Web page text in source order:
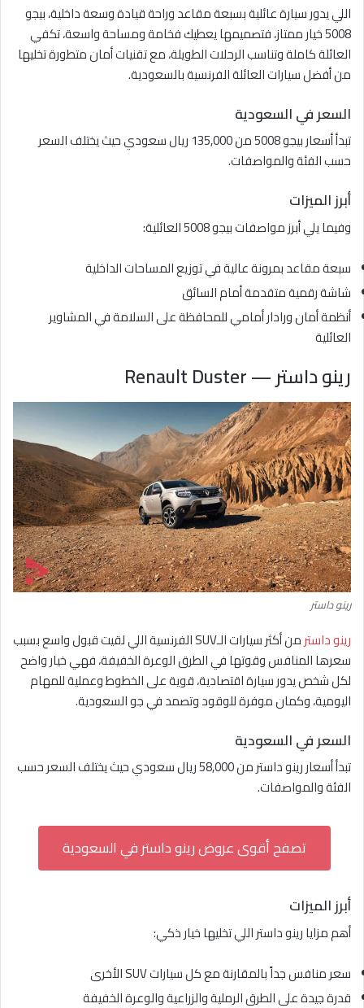
اللي يدور سيارة عائلية بسبعة مقاعد وراحة قيادة وسعة داخلية، بيجو
5008 خيار ممتاز، فتصميمها يعطيك فخامة ومساحة واسعة، تكفي
العائلة كاملة وتناسب الرحلات الطويلة، مع تقنيات أمان متطورة تخليها
من أفضل سيارات العائلة الفرنسية بالسعودية.
السعر في السعودية
تبدأ أسعار بيجو 5008 من 135,000 ريال سعودي حيث يختلف السعر
حسب الفئة والمواصفات.
أبرز الميزات
وفيما يلي أبرز مواصفات بيجو 5008 العائلية:
سبعة مقاعد بمرونة عالية في توزيع المساحات الداخلية
شاشة رقمية متقدمة أمام السائق
أنظمة أمان ورادار أمامي للمحافظة على السلامة في المشاوير
العائلية
رينو داستر — Renault Duster
رينو داستر
رينو داستر
من أكثر سيارات الـSUV الفرنسية اللي لقيت قبول واسع بسبب
سعرها المنافس وقوتها في الطرق الوعرة الخفيفة، فهي خيار واضح
لكل شخص يدور سيارة اقتصادية، قوية على الخطوط وعملية للمهام
اليومية، وكمان موفرة للوقود وتصمد في جو السعودية.
السعر في السعودية
تبدأ أسعار رينو داستر من 58,000 ريال سعودي حيث يختلف السعر حسب
الفئة والمواصفات.
تصفح أقوى عروض رينو داستر في السعودية
أبرز الميزات
أهم مزايا رينو داستر اللي تخليها خيار ذكي:
سعر منافس جداً بالمقارنة مع كل سيارات SUV الأخرى
قدرة جيدة على الطرق الرملية والزراعية والوعرة الخفيفة